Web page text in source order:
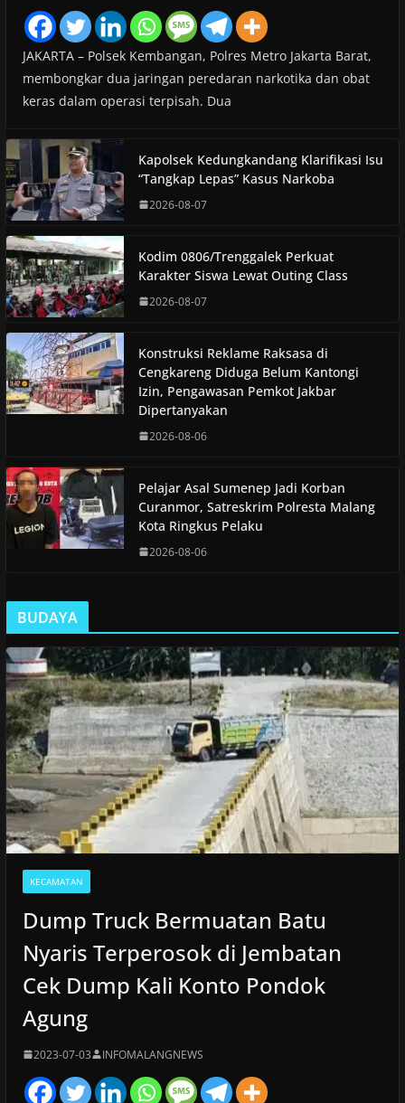
JAKARTA – Polsek Kembangan, Polres Metro Jakarta Barat,
membongkar dua jaringan peredaran narkotika dan obat
keras dalam operasi terpisah. Dua
Kapolsek Kedungkandang Klarifikasi Isu
“Tangkap Lepas” Kasus Narkoba
2026-08-07
Kodim 0806/Trenggalek Perkuat
Karakter Siswa Lewat Outing Class
2026-08-07
Konstruksi Reklame Raksasa di
Cengkareng Diduga Belum Kantongi
Izin, Pengawasan Pemkot Jakbar
Dipertanyakan
2026-08-06
Pelajar Asal Sumenep Jadi Korban
Curanmor, Satreskrim Polresta Malang
Kota Ringkus Pelaku
2026-08-06
BUDAYA
KECAMATAN
Dump Truck Bermuatan Batu
Nyaris Terperosok di Jembatan
Cek Dump Kali Konto Pondok
Agung
2023-07-03 INFOMALANGNEWS